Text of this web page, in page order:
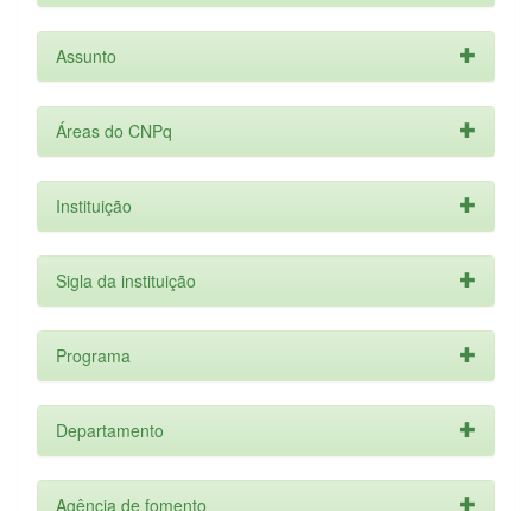
Assunto
Áreas do CNPq
Instituição
Sigla da instituição
Programa
Departamento
Agência de fomento